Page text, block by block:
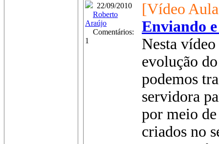
22/09/2010
Roberto
Araújo
Comentários:
1
[Vídeo
Enviando
Nesta
evolução
podemos
servidora
por meio
criados no